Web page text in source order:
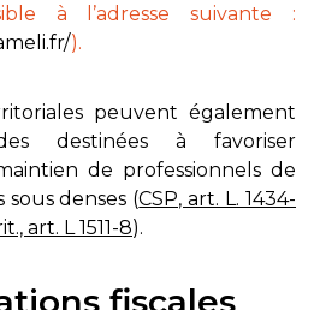
à l’adresse suivante :
).
peuvent également
destinées à favoriser
de professionnels de
sous denses (CSP, art. L. 1434-
art. L 1511-8).
fiscales